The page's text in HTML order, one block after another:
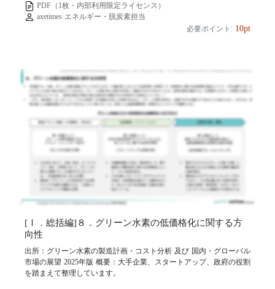
PDF（1枚・内部利用限定ライセンス）
axetimes エネルギー・脱炭素担当
必要ポイント: 10pt
[Ⅰ．総括編]８．グリーン水素の低価格化に関する方
向性
出所：グリーン水素の製造計画・コスト分析 及び 国内・グローバル
市場の展望 2025年版 概要：大手企業、スタートアップ、政府の役割
を踏まえて整理しています。